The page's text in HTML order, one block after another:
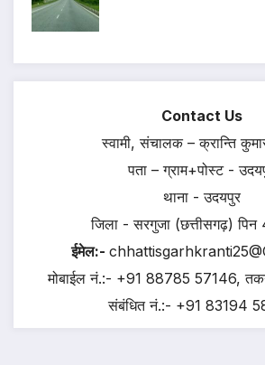
Contact Us
स्वामी, संचालक – क्रान्ति
पता – ग्राम+पोस्ट -
थाना - उदयपुर
जिला - सरगुजा (छत्तीसगढ़) पिन
ईमेल:-
मोबाईल नं.:- +91 88785 57146,
संबंधित नं.:- +91 83194